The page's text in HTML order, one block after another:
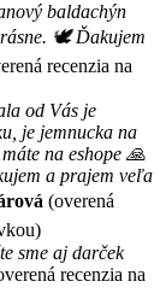
baldachýn
🕊 Ďakujem
recenzia na
od Vás je
je jemnucka na
na eshope 🙏
a prajem veľa
(overená
sme aj darček
recenzia na